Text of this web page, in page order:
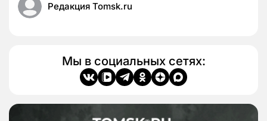
Редакция Tomsk.ru
Мы в социальных сетях: